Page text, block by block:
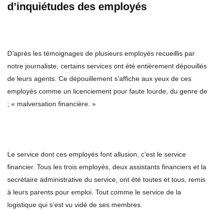
d’inquiétudes des employés
D’après les témoignages de plusieurs employés recueillis par
notre journaliste, certains services ont été entièrement dépouillés
de leurs agents. Ce dépouillement s’affiche aux yeux de ces
employés comme un licenciement pour faute lourde, du genre de
; « malversation financière. »
Le service dont ces employés font allusion, c’est le service
financier. Tous les trois employés, deux assistants financiers et la
secrétaire administrative du service, ont été toutes et tous, remis
à leurs parents pour emploi. Tout comme le service de la
logistique qui s’est vu vidé de ses membres.